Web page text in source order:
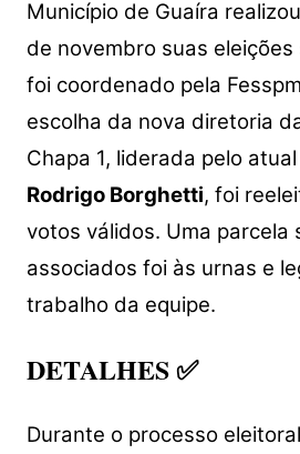
Município de Guaíra
de novembro suas
foi coordenado pela
escolha da nova diretoria
Chapa 1, liderada pelo
Rodrigo Borghetti, foi
votos válidos. Uma parcela
associados foi às urnas e
trabalho da equipe.
DETALHES ✅
Durante o processo